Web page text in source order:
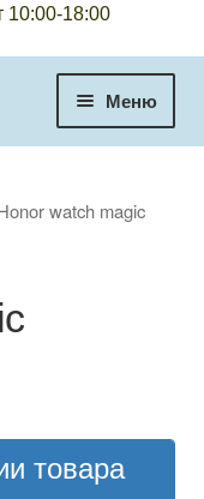
10:00-18:00
Меню
watch magic
товара